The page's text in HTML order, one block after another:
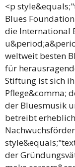
<p
Blues
die International
weltweit besten
für
Stiftung ist sich
Pflege&comma;
der Bluesmusik
betreibt
der